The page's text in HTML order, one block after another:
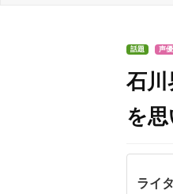
話題 声優
石川
を
ライ